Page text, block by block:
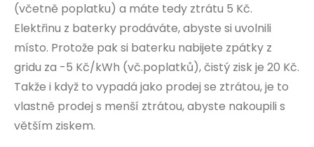
(včetně poplatku) a máte tedy ztrátu 5 Kč.
Elektřinu z baterky prodáváte, abyste si uvolnili
místo. Protože pak si baterku nabijete zpátky z
gridu za -5 Kč/kWh (vč.poplatků), čistý zisk je 20 Kč.
Takže i když to vypadá jako prodej se ztrátou, je to
vlastně prodej s menší ztrátou, abyste nakoupili s
větším ziskem.